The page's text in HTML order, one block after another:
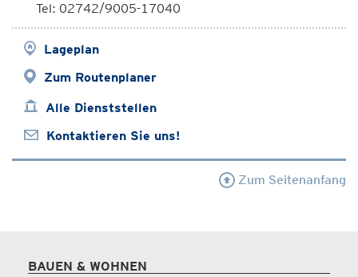
Tel: 02742/9005-17040
Lageplan
Zum Routenplaner
Alle Dienststellen
Kontaktieren Sie uns!
Zum Seitenanfang
BAUEN & WOHNEN